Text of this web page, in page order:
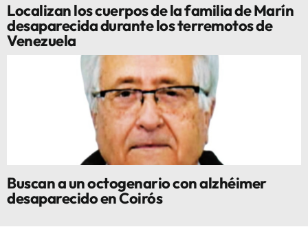
Localizan los cuerpos de la familia de Marín
desaparecida durante los terremotos de
Venezuela
Buscan a un octogenario con alzhéimer
desaparecido en Coirós